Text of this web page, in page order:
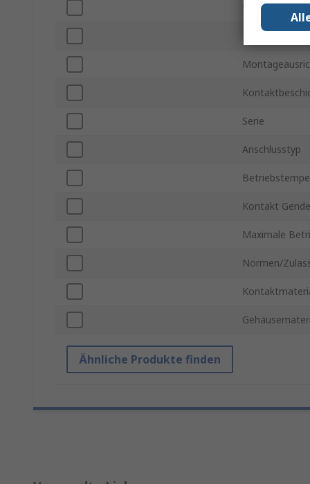
Spannung
Serie
Anschlusstyp
Kontakt
Maximale
Normen/
Ähnliche Produkte finden